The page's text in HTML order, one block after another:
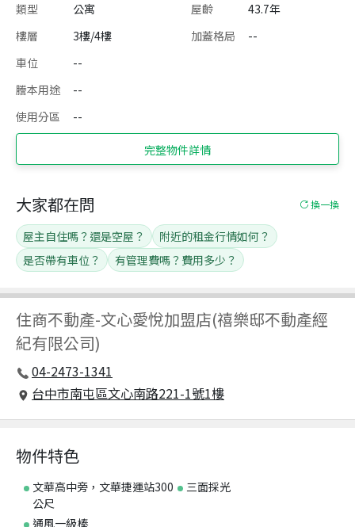
類型 公寓 屋齡
43.7年
樓層
3樓/4樓 加蓋格局
--
車位
--
謄本用途
--
使用分區
--
完整物件詳情
住商不動產-文心愛悅加盟店(禧樂邸不動產經
紀有限公司)
04-2473-1341
台中市南屯區文心南路221-1號1樓
大家都在問 換一換
屋主自住嗎？還是空屋？
附近的租金行情如何？
是否帶有車位？
有管理費嗎？費用多少？
物件特色
文華高中旁，文華捷運站300
公尺
三面採光
通風一級棒